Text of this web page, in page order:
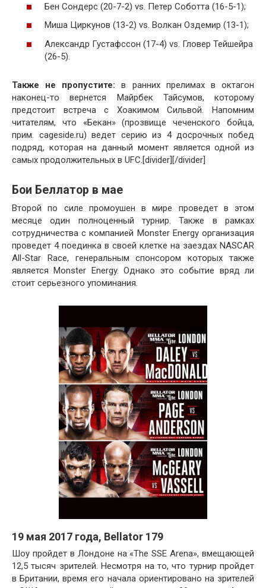
Бен Сондерс (20-7-2) vs. Петер Соботта (16-5-1);
Миша Циркунов (13-2) vs. Волкан Оздемир (13-1);
Александр Густафссон (17-4) vs. Гловер Тейшейра
(26-5).
Также не пропустите:в ранних прелимах в октагон
наконец-то вернется Майрбек Тайсумов, которому
предстоит встреча с Хоакимом Сильвой. Напомним
читателям, что «Бекан» (прозвище чеченского бойца,
прим. cageside.ru) ведет серию из 4 досрочных побед
подряд, которая на данный момент является одной из
самых продолжительных в UFC.[divider][/divider]
Бои Беллатор в мае
Второй по силе промоушен в мире проведет в этом
месяце один полноценный турнир. Также в рамках
сотрудничества с компанией Monster Energy организация
проведет 4 поединка в своей клетке на заездах NASCAR
All-Star Race, генеральным спонсором которых также
является Monster Energy. Однако это событие вряд ли
стоит серьезного упоминания.
19 мая 2017 года, Bellator 179
Шоу пройдет в Лондоне на «The SSE Arena», вмещающей
12,5 тысяч зрителей. Несмотря на то, что турнир пройдет
в Британии,времяего начала ориентировано на зрителей